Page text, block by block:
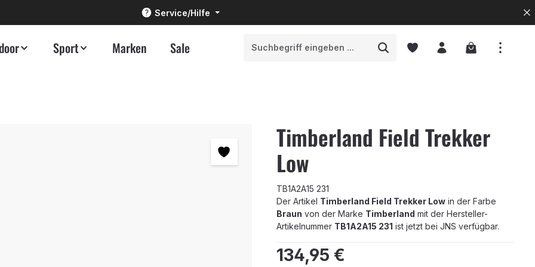
Service/Hilfe
Sport Marken Sale Warenkorb
Timberland Field Trekker
Low
TB1A2A15 231
Der Artikel Timberland Field Trekker Lowin der Farbe
Braun von der Marke Timberland mit der Hersteller-
Artikelnummer TB1A2A15 231 ist jetzt bei JNS verfügbar.
Regulärer Preis:
134,95 €